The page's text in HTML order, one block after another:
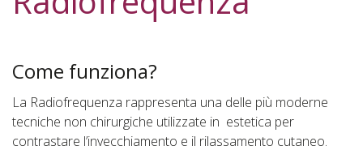
Come funziona?
La Radiofrequenza rappresenta una delle più moderne
tecniche non chirurgiche utilizzate in estetica per
contrastare l’invecchiamento e il rilassamento cutaneo.